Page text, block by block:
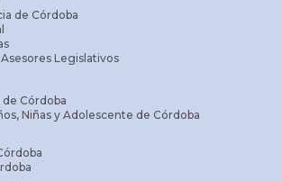
de Córdoba
Legislativos
Córdoba
Niñas y Adolescente de Córdoba